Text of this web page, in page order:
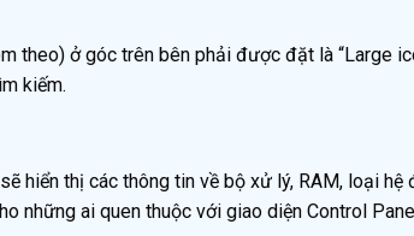
theo) ở góc trên bên phải được đặt là “Large
kiếm.
hiển thị các thông tin về bộ xử lý, RAM, loại hệ
những ai quen thuộc với giao diện Control